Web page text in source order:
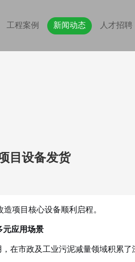
工程案例 新闻动态 人才招聘
目设备发货
项目核心设备顺利启程。
元应用场景
在市政及工业污泥减量领域积累